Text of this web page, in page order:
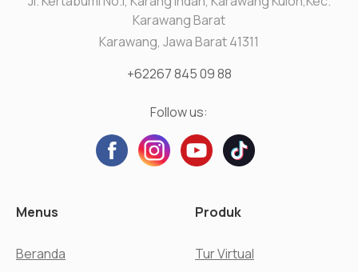
Karawang Barat
Karawang, Jawa Barat 41311
+62267 845 09 88
Follow us:
Menus
Beranda
Produk
Tur Virtual